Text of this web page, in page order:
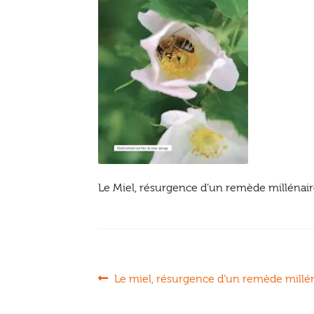
Le Miel, résurgence d’un remède
Navigation
Article
Le miel, résurgence d’un remède